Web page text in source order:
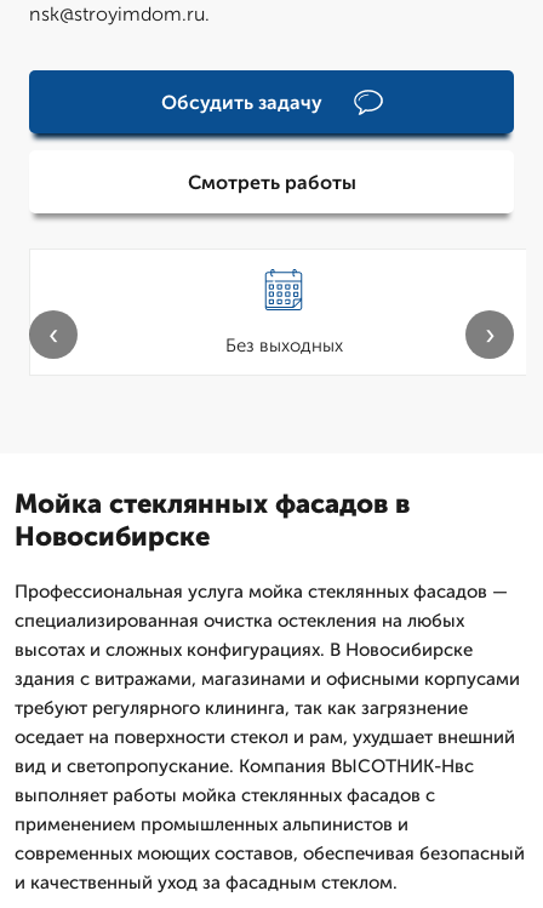
nsk@stroyimdom.ru.
Обсудить задачу
Смотреть работы
Без выходных
‹ ›
Мойка стеклянных фасадов в
Новосибирске
Профессиональная услуга мойка стеклянных фасадов —
специализированная очистка остекления на любых
высотах и сложных конфигурациях. В Новосибирске
здания с витражами, магазинами и офисными корпусами
требуют регулярного клининга, так как загрязнение
оседает на поверхности стекол и рам, ухудшает внешний
вид и светопропускание. Компания ВЫСОТНИК-Нвс
выполняет работы мойка стеклянных фасадов с
применением промышленных альпинистов и
современных моющих составов, обеспечивая безопасный
и качественный уход за фасадным стеклом.